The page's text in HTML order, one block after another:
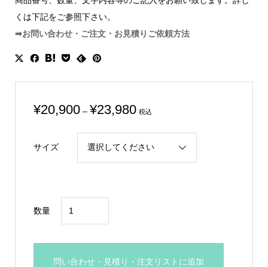
くは下記をご参照下さい。
➡お問い合わせ・ご注文・お見積りご依頼方法
¥20,900 – ¥23,980価
税込
サイズ
数量
ク
問い合わせ・見積り・注文リストに追加